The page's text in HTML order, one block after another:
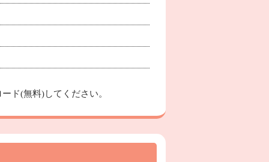
ド(無料)してください。